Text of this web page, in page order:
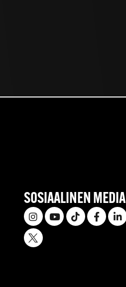
SOSIAALINEN MEDIA